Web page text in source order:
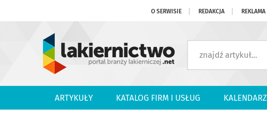
O SERWISIE REDAKCJA REKLAMA
ARTYKUŁY KATALOG FIRM I USŁUG KALENDARZ